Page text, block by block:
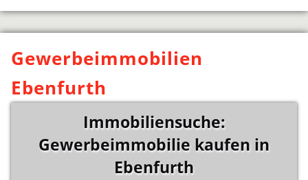
Gewerbeimmobilien
Ebenfurth
Immobiliensuche:
Gewerbeimmobilie kaufen in
Ebenfurth